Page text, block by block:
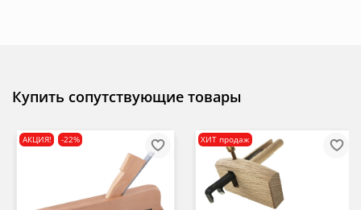
Купить сопутствующие товары
АКЦИЯ! -22% ХИТ продаж